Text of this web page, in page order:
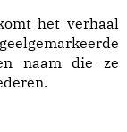
het verhaal
naam die ze